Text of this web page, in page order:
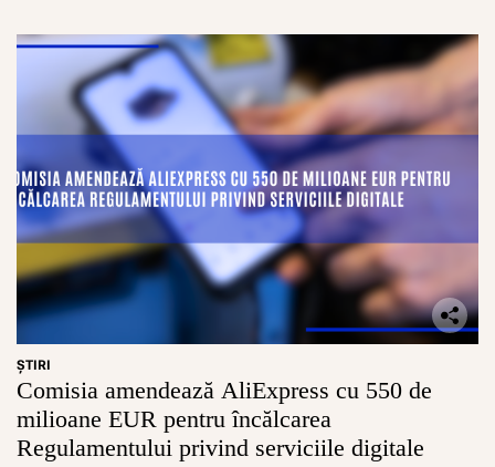
ŞTIRI
Comisia amendează AliExpress cu 550 de
milioane EUR pentru încălcarea
Regulamentului privind serviciile digitale